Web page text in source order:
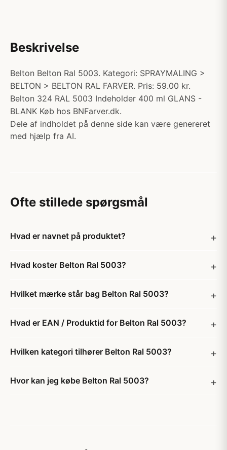
Beskrivelse
Belton Belton Ral 5003. Kategori: SPRAYMALING >
BELTON > BELTON RAL FARVER. Pris: 59.00 kr.
Belton 324 RAL 5003 Indeholder 400 ml GLANS -
BLANK Køb hos BNFarver.dk.
Dele af indholdet på denne side kan være genereret
med hjælp fra AI.
Ofte stillede spørgsmål
Hvad er navnet på produktet?
Hvad koster Belton Ral 5003?
Hvilket mærke står bag Belton Ral 5003?
Hvad er EAN / Produktid for Belton Ral 5003?
Hvilken kategori tilhører Belton Ral 5003?
Hvor kan jeg købe Belton Ral 5003?